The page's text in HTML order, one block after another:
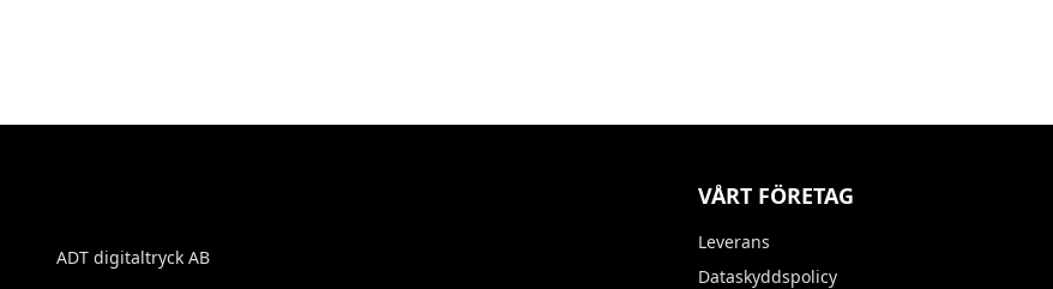
ADT digitaltryck AB
VÅRT FÖRETAG
Leverans
Dataskyddspolicy